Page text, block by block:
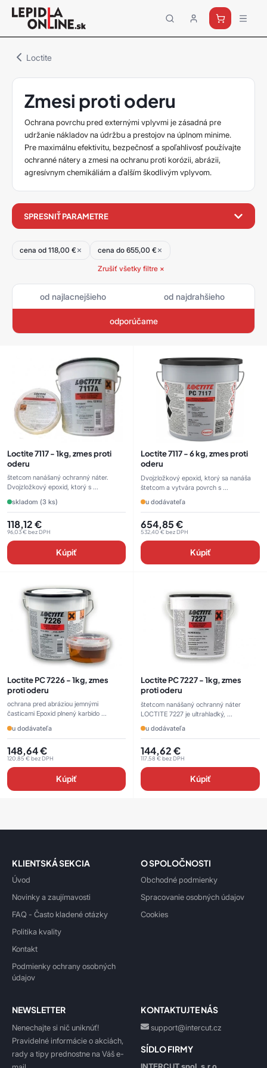
Priemyselné
lepidlá
Loctite
Loctite
Zmesi proti oderu
Ochrana povrchu pred externými vplyvmi je zásadná pre
udržanie nákladov na údržbu a prestojov na úplnom minime.
Pre maximálnu efektivitu, bezpečnosť a spoľahlivosť používajte
ochranné nátery a zmesi na ochranu proti korózii, abrázii,
agresívnym chemikáliám a ďalším škodlivým vplyvom.
filter
SPRESNIŤ PARAMETRE
cena od 118,00 € cena do 655,00 €
Zrušiť všetky filtre ×
odporúčame
od najlacnejšieho od najdrahšieho
Loctite 7117 - 1kg, zmes proti
oderu
štetcom nanášaný ochranný náter.
Dvojzložkový epoxid, ktorý s ...
skladom (3 ks)
118,12€
96,03€bez DPH
Kúpiť
Loctite 7117 - 6 kg, zmes proti
oderu
Dvojzložkový epoxid, ktorý sa nanáša
štetcom a vytvára povrch s ...
u dodávateľa
654,85€
532,40€bez DPH
Kúpiť
Loctite PC 7226 - 1kg, zmes
proti oderu
ochrana pred abráziou jemnými
časticami Epoxid plnený karbido ...
u dodávateľa
148,64€
120,85€bez DPH
Kúpiť
Loctite PC 7227 - 1kg, zmes
proti oderu
štetcom nanášaný ochranný náter
LOCTITE 7227 je ultrahladký, ...
u dodávateľa
144,62€
117,58 €bez DPH
Kúpiť
KLIENTSKÁ SEKCIA
Úvod
Novinky a zaujímavosti
FAQ - Často kladené otázky
Politika kvality
Kontakt
Podmienky ochrany osobných
údajov
O SPOLOČNOSTI
Obchodné podmienky
Spracovanie osobných údajov
Cookies
NEWSLETTER
Nenechajte si nič uniknúť!
Pravidelné informácie o akciách,
rady a tipy prednostne na Váš e-
KONTAKTUJTE NÁS
support@intercut.cz
SÍDLO FIRMY